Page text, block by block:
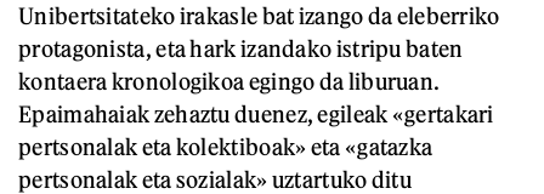
Unibertsitateko irakasle bat izango da eleberriko
protagonista, eta hark izandako istripu baten
kontaera kronologikoa egingo da liburuan.
Epaimahaiak zehaztu duenez, egileak «gertakari
pertsonalak eta kolektiboak» eta «gatazka
pertsonalak eta sozialak» uztartuko ditu